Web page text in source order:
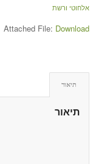
אלחוטי ורשת
Attached File: Download
תיאור
תיאור